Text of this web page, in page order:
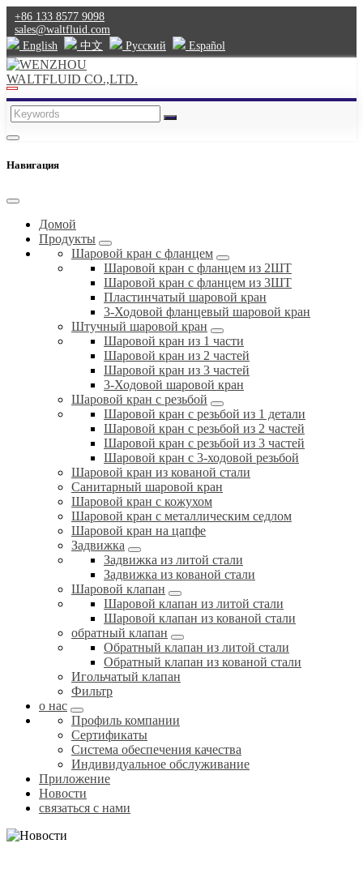
+86 133 8577 9098
sales@waltfluid.com
English
中文 Pусский Español
Навигация
Домой
Продукты
Шаровой кран с фланцем
Шаровой кран с фланцем из 2ШТ
Шаровой кран с фланцем из 3ШТ
Пластинчатый шаровой кран
3-Ходовой фланцевый шаровой кран
Штучный шаровой кран
Шаровой кран из 1 части
Шаровой кран из 2 частей
Шаровой кран из 3 частей
3-Ходовой шаровой кран
Шаровой кран с резьбой
Шаровой кран с резьбой из 1 детали
Шаровой кран с резьбой из 2 частей
Шаровой кран с резьбой из 3 частей
Шаровой кран с 3-ходовой резьбой
Шаровой кран из кованой стали
Санитарный шаровой кран
Шаровой кран с кожухом
Шаровой кран с металлическим седлом
Шаровой кран на цапфе
Задвижка
Задвижка из литой стали
Задвижка из кованой стали
Шаровой клапан
Шаровой клапан из литой стали
Шаровой клапан из кованой стали
обратный клапан
Обратный клапан из литой стали
Обратный клапан из кованой стали
Игольчатый клапан
Фильтр
о нас
Профиль компании
Сертификаты
Система обеспечения качества
Индивидуальное обслуживание
Приложение
Новости
связаться с нами